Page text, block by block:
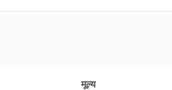
मूल्य